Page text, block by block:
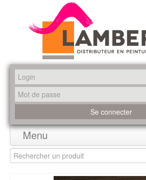
Menu
Accueil
Produits